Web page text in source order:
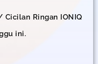
Cicilan Ringan IONIQ
ini.